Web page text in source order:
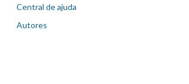
Central de ajuda
Autores